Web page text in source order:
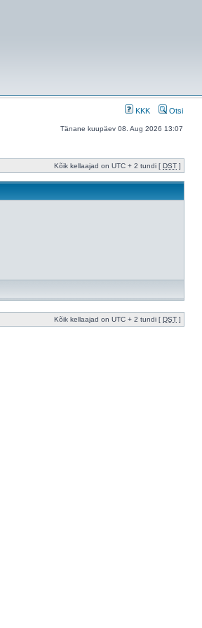
KKK Otsi
Tänane kuupäev 08. Aug 2026 13:07
Kõik kellaajad on UTC + 2 tundi [ DST ]
Kõik kellaajad on UTC + 2 tundi [ DST ]